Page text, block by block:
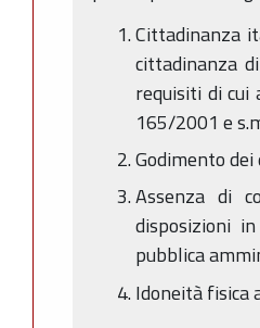
Cittadinanza
cittadinanza
requisiti di cui
165/2001 e
Godimento
Assenza di
disposizioni
pubblica
Idoneità fisica